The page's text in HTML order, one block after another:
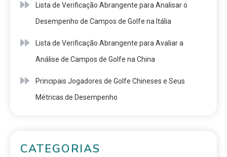
Lista de Verificação Abrangente para Analisar o
Desempenho de Campos de Golfe na Itália
Lista de Verificação Abrangente para Avaliar a
Análise de Campos de Golfe na China
Principais Jogadores de Golfe Chineses e Seus
Métricas de Desempenho
CATEGORIAS